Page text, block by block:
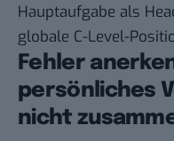
Hauptaufgabe als
globale C-Level-
Fehler
persönliches
nicht